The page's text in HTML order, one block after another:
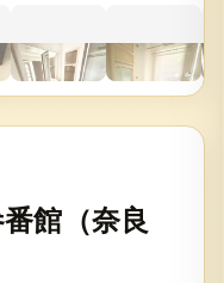
館（奈良